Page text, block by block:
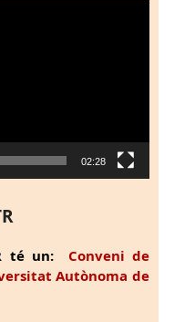
02:28
té un: Conveni de
Autònoma de